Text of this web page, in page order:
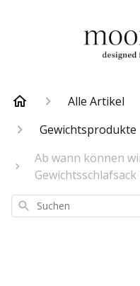
Alle Artikel
Gewichtsprodukte
Ab wann können
Suchen